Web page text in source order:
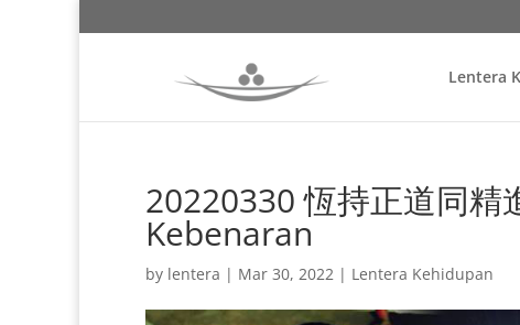
Lentera
20220330 恆持正道同精
Kebenaran
by lentera | Mar 30, 2022 | Lentera Kehidupan